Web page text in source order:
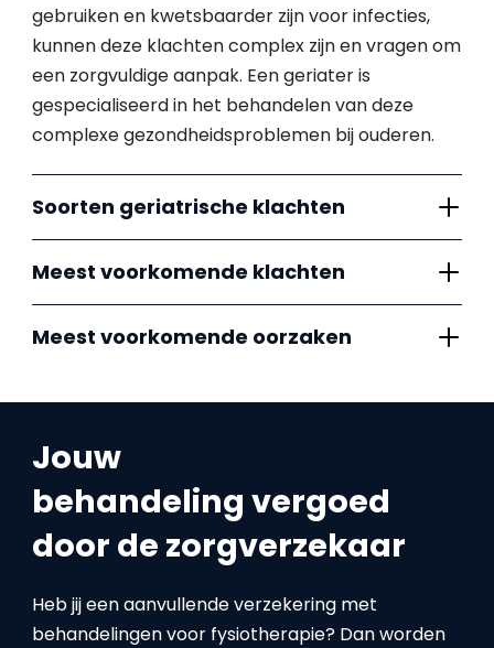
gebruiken en kwetsbaarder zijn voor infecties,
kunnen deze klachten complex zijn en vragen om
een zorgvuldige aanpak. Een geriater is
gespecialiseerd in het behandelen van deze
complexe gezondheidsproblemen bij ouderen.
Soorten geriatrische klachten
Meest voorkomende klachten
Meest voorkomende oorzaken
Jouw
behandeling vergoed
door de zorgverzekaar
Heb jij een aanvullende verzekering met
behandelingen voor fysiotherapie? Dan worden